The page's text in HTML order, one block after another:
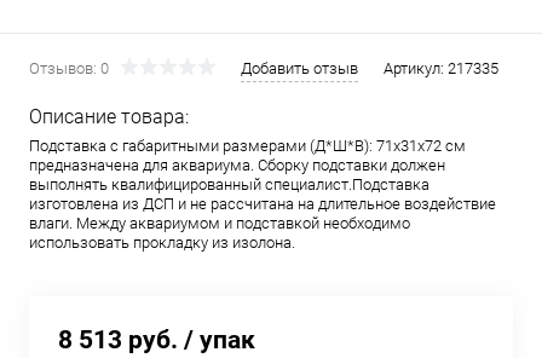
Отзывов: 0 Добавить отзыв Артикул: 217335
Описание товара:
Подставка с габаритными размерами (Д*Ш*В): 71x31x72 см
предназначена для аквариума. Сборку подставки должен
выполнять квалифицированный специалист.Подставка
изготовлена из ДСП и не рассчитана на длительное воздействие
влаги. Между аквариумом и подставкой необходимо
использовать прокладку из изолона.
8 513 руб. / упак